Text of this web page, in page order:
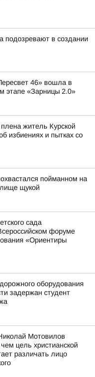
подозревают в создании
46» вошла в
этапе «Зарницы 2.0»
житель Курской
избиениях и пытках со
пойманном на
щукой
сада
форуме
«Ориентиры
оборудования
задержан студент
Мотовилов
цель христианской
различать лицо